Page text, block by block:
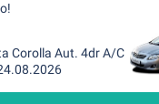
Corolla Aut. 4dr A/C